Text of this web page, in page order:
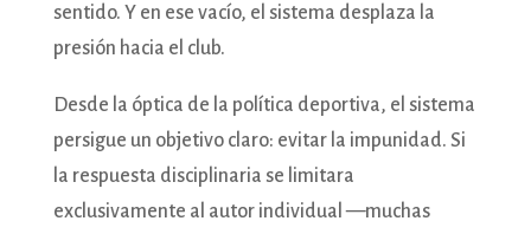
sentido. Y en ese vacío, el sistema desplaza la
presión hacia el club.
Desde la óptica de la política deportiva, el sistema
persigue un objetivo claro: evitar la impunidad. Si
la respuesta disciplinaria se limitara
exclusivamente al autor individual —muchas